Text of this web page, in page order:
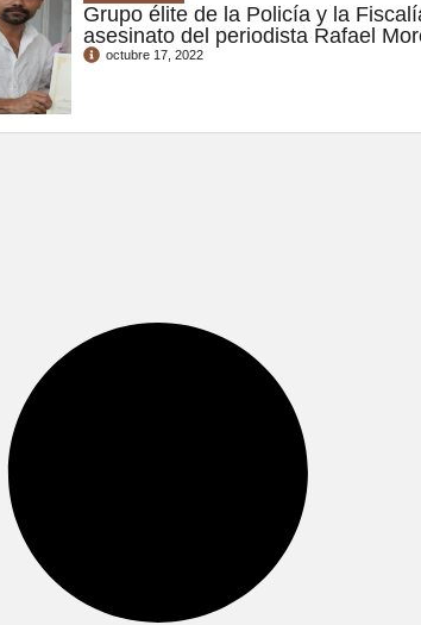
Grupo élite de la Policía y la
asesinato del periodista Rafael
octubre 17, 2022